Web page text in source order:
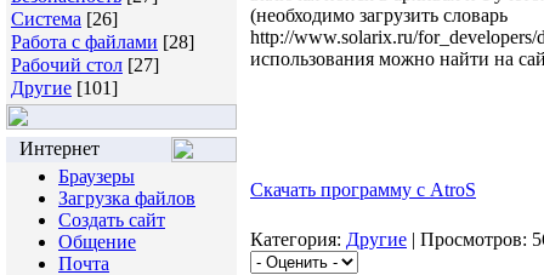
Система [26]
Работа с файлами [28]
Рабочий стол [27]
Другие [101]
Интернет
Браузеры
Загрузка файлов
Создать сайт
Общение
Почта
(необходимо загрузить словарь
http://www.solarix.ru/
использования можно найти на
Cкачать программу с AtroS
Категория: Другие | Просмотров: